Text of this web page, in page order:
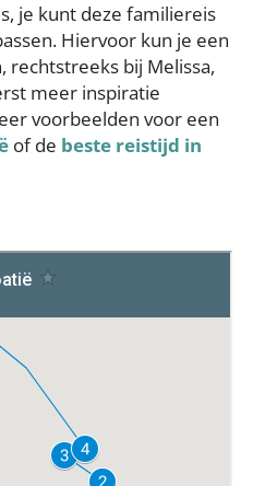
je kunt deze familiereis
Hiervoor kun je een
rechtstreeks bij Melissa,
meer inspiratie
voorbeelden voor een
of de beste reistijd in